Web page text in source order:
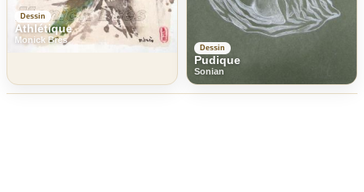
Dessin
Athlétique
Monick Bres
Dessin
Pudique
Sonian